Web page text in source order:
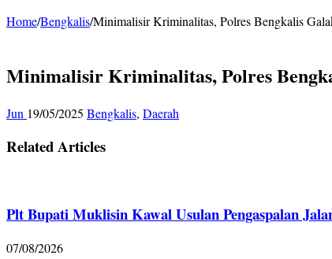
Home/Bengkalis/Minimalisir Kriminalitas, Polres Bengkalis
Minimalisir Kriminalitas, Polres
Jun 19/05/2025 Bengkalis, Daerah
Related Articles
Plt Bupati Muklisin Kawal Usulan Pengaspalan
07/08/2026